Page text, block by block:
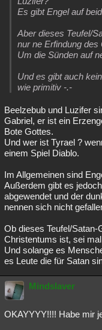
Es gibt Engel auf
Aber dieses Teufel/
nur ne Erfindung des
Um die Sünden auf
Und es gibt auch
wie primitiv -.-
Beelzebub und Luzifer
Gabriel, er ist ein
Bote Gottes.
Und wer ist Tyrael ?
einem Spiel Diablo.
Im Allgemeinen sind
Außerdem gibt es
abgewendet und der
nennen sich nicht
Ob dieses Teufel/Satan-
Christentums ist, sei
Und solange es
es Leute die für Satan
Mindslaver
OKAYYYY!!!! Habe mir